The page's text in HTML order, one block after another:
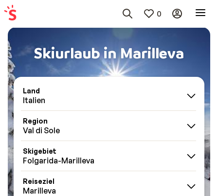
0
Skiurlaub in Marilleva
Land
Italien
Region
Val di Sole
Skigebiet
Folgarida-Marilleva
Reiseziel
Marilleva